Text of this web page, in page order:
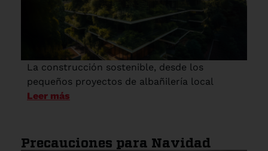
La construcción sostenible, desde los
pequeños proyectos de albañilería local
Leer más
Precauciones para Navidad